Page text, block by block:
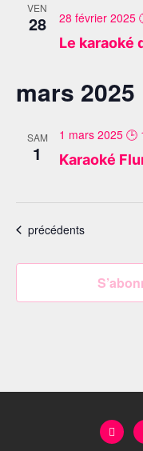
VEN
28
Le karaoké
28 février 2025
mars 2025
SAM
1 Karaoké
1 mars 2025 🕒
Évènements
précédents